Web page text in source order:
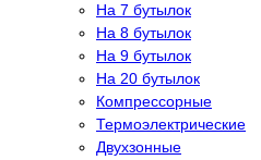
На 7 бутылок
На 8 бутылок
На 9 бутылок
На 20 бутылок
Компрессорные
Термоэлектрические
Двухзонные